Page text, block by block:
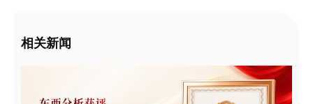
相关新闻